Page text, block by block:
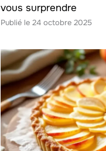
vous surprendre
24 octobre 2025